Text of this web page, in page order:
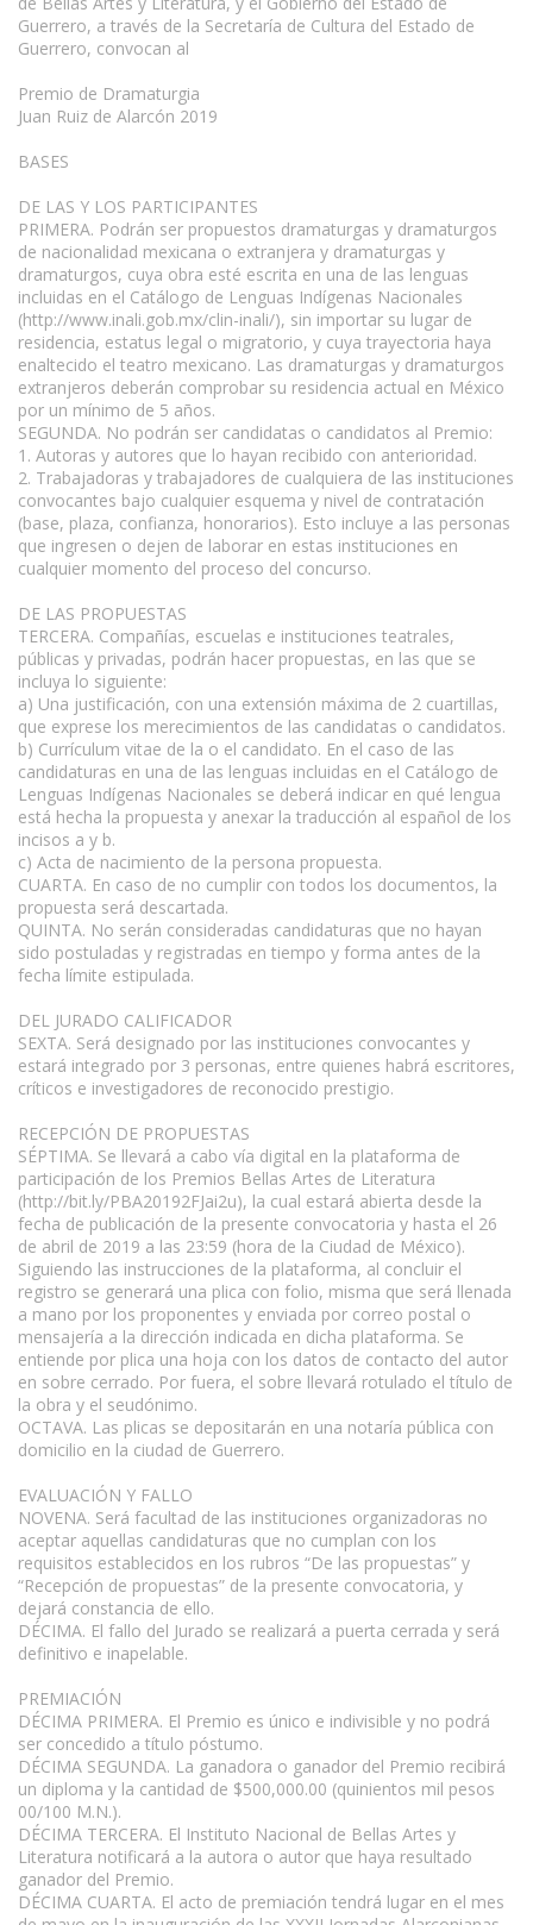
Guerrero, a través de la Secretaría de Cultura del Estado de
Guerrero, convocan al
Premio de Dramaturgia
Juan Ruiz de Alarcón 2019
BASES
DE LAS Y LOS PARTICIPANTES
PRIMERA. Podrán ser propuestos dramaturgas y dramaturgos
de nacionalidad mexicana o extranjera y dramaturgas y
dramaturgos, cuya obra esté escrita en una de las lenguas
incluidas en el Catálogo de Lenguas Indígenas Nacionales
(http://www.inali.gob.mx/clin-inali/), sin importar su lugar de
residencia, estatus legal o migratorio, y cuya trayectoria haya
enaltecido el teatro mexicano. Las dramaturgas y dramaturgos
extranjeros deberán comprobar su residencia actual en México
por un mínimo de 5 años.
SEGUNDA. No podrán ser candidatas o candidatos al Premio:
1. Autoras y autores que lo hayan recibido con anterioridad.
2. Trabajadoras y trabajadores de cualquiera de las instituciones
convocantes bajo cualquier esquema y nivel de contratación
(base, plaza, confianza, honorarios). Esto incluye a las personas
que ingresen o dejen de laborar en estas instituciones en
cualquier momento del proceso del concurso.
DE LAS PROPUESTAS
TERCERA. Compañías, escuelas e instituciones teatrales,
públicas y privadas, podrán hacer propuestas, en las que se
incluya lo siguiente:
a) Una justificación, con una extensión máxima de 2 cuartillas,
que exprese los merecimientos de las candidatas o candidatos.
b) Currículum vitae de la o el candidato. En el caso de las
candidaturas en una de las lenguas incluidas en el Catálogo de
Lenguas Indígenas Nacionales se deberá indicar en qué lengua
está hecha la propuesta y anexar la traducción al español de los
incisos a y b.
c) Acta de nacimiento de la persona propuesta.
CUARTA. En caso de no cumplir con todos los documentos, la
propuesta será descartada.
QUINTA. No serán consideradas candidaturas que no hayan
sido postuladas y registradas en tiempo y forma antes de la
fecha límite estipulada.
DEL JURADO CALIFICADOR
SEXTA. Será designado por las instituciones convocantes y
estará integrado por 3 personas, entre quienes habrá escritores,
críticos e investigadores de reconocido prestigio.
RECEPCIÓN DE PROPUESTAS
SÉPTIMA. Se llevará a cabo vía digital en la plataforma de
participación de los Premios Bellas Artes de Literatura
(http://bit.ly/PBA20192FJai2u), la cual estará abierta desde la
fecha de publicación de la presente convocatoria y hasta el 26
de abril de 2019 a las 23:59 (hora de la Ciudad de México).
Siguiendo las instrucciones de la plataforma, al concluir el
registro se generará una plica con folio, misma que será llenada
a mano por los proponentes y enviada por correo postal o
mensajería a la dirección indicada en dicha plataforma. Se
entiende por plica una hoja con los datos de contacto del autor
en sobre cerrado. Por fuera, el sobre llevará rotulado el título de
la obra y el seudónimo.
OCTAVA. Las plicas se depositarán en una notaría pública con
domicilio en la ciudad de Guerrero.
EVALUACIÓN Y FALLO
NOVENA. Será facultad de las instituciones organizadoras no
aceptar aquellas candidaturas que no cumplan con los
requisitos establecidos en los rubros “De las propuestas” y
“Recepción de propuestas” de la presente convocatoria, y
dejará constancia de ello.
DÉCIMA. El fallo del Jurado se realizará a puerta cerrada y será
definitivo e inapelable.
PREMIACIÓN
DÉCIMA PRIMERA. El Premio es único e indivisible y no podrá
ser concedido a título póstumo.
DÉCIMA SEGUNDA. La ganadora o ganador del Premio recibirá
un diploma y la cantidad de $500,000.00 (quinientos mil pesos
00/100 M.N.).
DÉCIMA TERCERA. El Instituto Nacional de Bellas Artes y
Literatura notificará a la autora o autor que haya resultado
ganador del Premio.
DÉCIMA CUARTA. El acto de premiación tendrá lugar en el mes